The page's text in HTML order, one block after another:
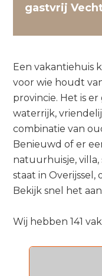
gastvrij
Een vakantiehuis
voor wie houdt
provincie. Het is
waterrijk,
combinatie van
Benieuwd of er
natuurhuisje, villa,
staat in
Bekijk snel het
Wij hebben 141